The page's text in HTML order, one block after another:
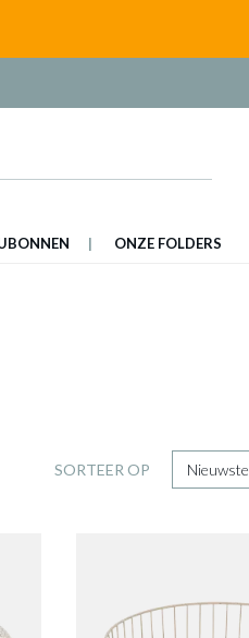
ONZE FOLDERS
SORTEER OP